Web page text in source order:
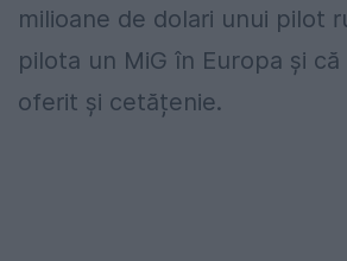
milioane de dolari unui pilot
pilota un MiG în Europa și
oferit și cetățenie.